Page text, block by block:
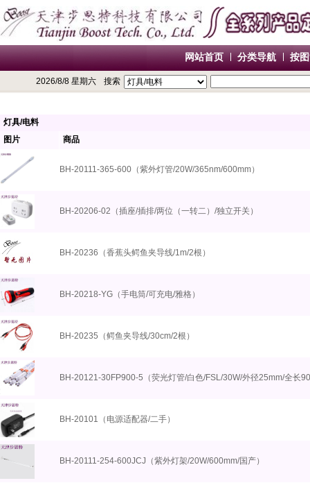
网站首页 分类导航 按
2026/8/8 星期六 搜索
灯具/电料
图片
商品
BH-20111-365-600（紫外灯管/20W/365nm/600mm）
BH-20206-02（插座/插排/两位（一转二）/独立开关）
BH-20236（香蕉头鳄鱼夹导线/1m/2根）
BH-20218-YG（手电筒/可充电/雅格）
BH-20235（鳄鱼夹导线/30cm/2根）
BH-20121-30FP900-5（荧光灯管/白色/FSL/30W/外径25mm/全长
BH-20101（电源适配器/二手）
BH-20111-254-600JCJ（紫外灯架/20W/600mm/国产）